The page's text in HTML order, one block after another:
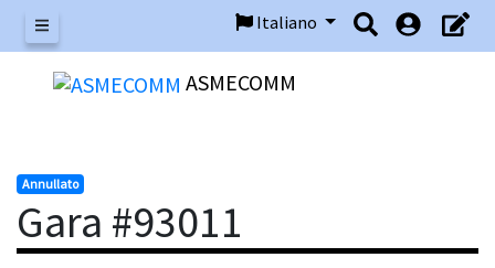
Menu
Italiano
ASMECOMM
Annullato
Gara #93011